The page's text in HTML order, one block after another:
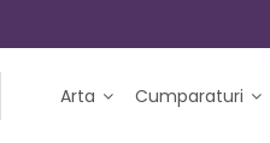
Arta Cumparaturi